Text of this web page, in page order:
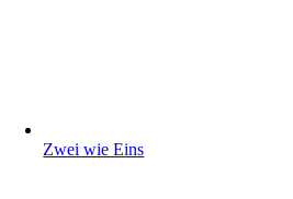
Zwei wie Eins